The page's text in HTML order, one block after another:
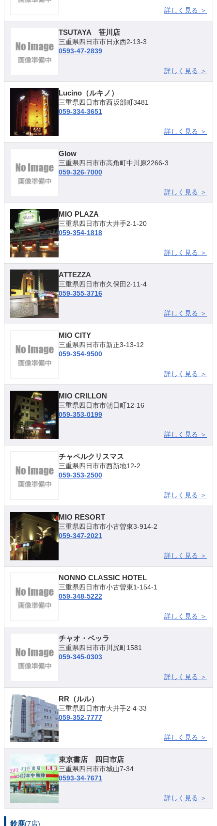
詳しく見る ＞
TSUTAYA 笹川店
三重県四日市市日永西2-13-3
0593-47-2839
詳しく見る ＞
Lucino（ルキノ）
三重県四日市市西坂部町3481
059-334-3651
詳しく見る ＞
Glow
三重県四日市市高角町中川原2266-3
059-326-7000
詳しく見る ＞
MIO PLAZA
三重県四日市市大井手2-1-20
059-354-1818
詳しく見る ＞
ATTEZZA
三重県四日市市久保田2-11-4
059-355-3716
詳しく見る ＞
MIO CITY
三重県四日市市新正3-13-12
059-354-9500
詳しく見る ＞
MIO CRILLON
三重県四日市市朝日町12-16
059-353-0199
詳しく見る ＞
チャペルクリスマス
三重県四日市市西新地12-2
059-353-2500
詳しく見る ＞
MIO RESORT
三重県四日市市小古曽東3-914-2
059-347-2021
詳しく見る ＞
NONNO CLASSIC HOTEL
三重県四日市市小古曽東1-154-1
059-348-5222
詳しく見る ＞
チャオ・ベッラ
三重県四日市市川尻町1581
059-345-0303
詳しく見る ＞
RR（ルル）
三重県四日市市大井手2-4-33
059-352-7777
詳しく見る ＞
東京書店 四日市店
三重県四日市市城山7-34
0593-34-7671
詳しく見る ＞
鈴鹿(7店)